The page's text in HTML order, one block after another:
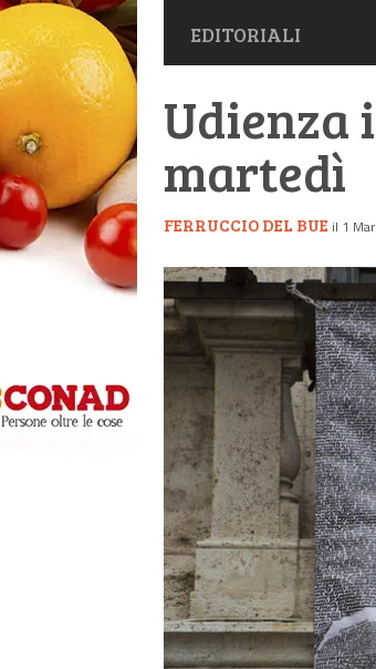
EDITORIALI
Udienza
martedì
FERRUCCIO DEL BUE il 1